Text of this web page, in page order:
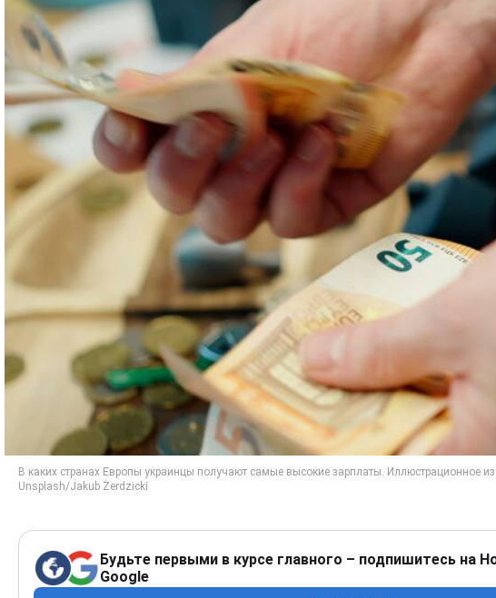
Будьте первыми в курсе главного – подпишитесь на
Google